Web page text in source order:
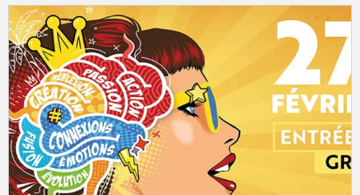
Organisée autour du 20 mars, date de la
Journée
internationale de la Francophonie, la Semaine de la
langue française et de la francophonie célèbre le plaisir des
mots.